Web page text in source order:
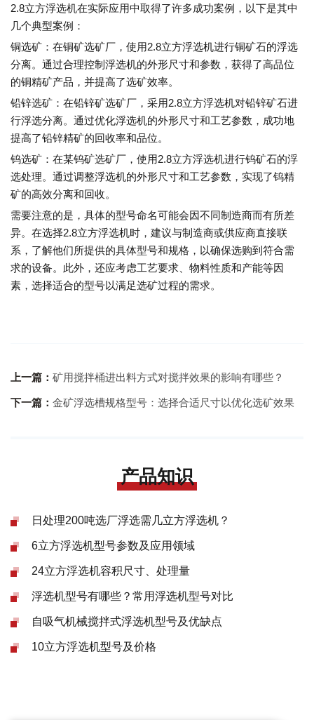
2.8立方浮选机在实际应用中取得了许多成功案例，以下是其中
几个典型案例：
铜选矿：在铜矿选矿厂，使用2.8立方浮选机进行铜矿石的浮选
分离。通过合理控制浮选机的外形尺寸和参数，获得了高品位
的铜精矿产品，并提高了选矿效率。
铅锌选矿：在铅锌矿选矿厂，采用2.8立方浮选机对铅锌矿石进
行浮选分离。通过优化浮选机的外形尺寸和工艺参数，成功地
提高了铅锌精矿的回收率和品位。
钨选矿：在某钨矿选矿厂，使用2.8立方浮选机进行钨矿石的浮
选处理。通过调整浮选机的外形尺寸和工艺参数，实现了钨精
矿的高效分离和回收。
需要注意的是，具体的型号命名可能会因不同制造商而有所差
异。在选择2.8立方浮选机时，建议与制造商或供应商直接联
系，了解他们所提供的具体型号和规格，以确保选购到符合需
求的设备。此外，还应考虑工艺要求、物料性质和产能等因
素，选择适合的型号以满足选矿过程的需求。
上一篇： 矿用搅拌桶进出料方式对搅拌效果的影响有哪些？
下一篇： 金矿浮选槽规格型号：选择合适尺寸以优化选矿效果
产品知识
日处理200吨选厂浮选需几立方浮选机？
6立方浮选机型号参数及应用领域
24立方浮选机容积尺寸、处理量
浮选机型号有哪些？常用浮选机型号对比
自吸气机械搅拌式浮选机型号及优缺点
10立方浮选机型号及价格